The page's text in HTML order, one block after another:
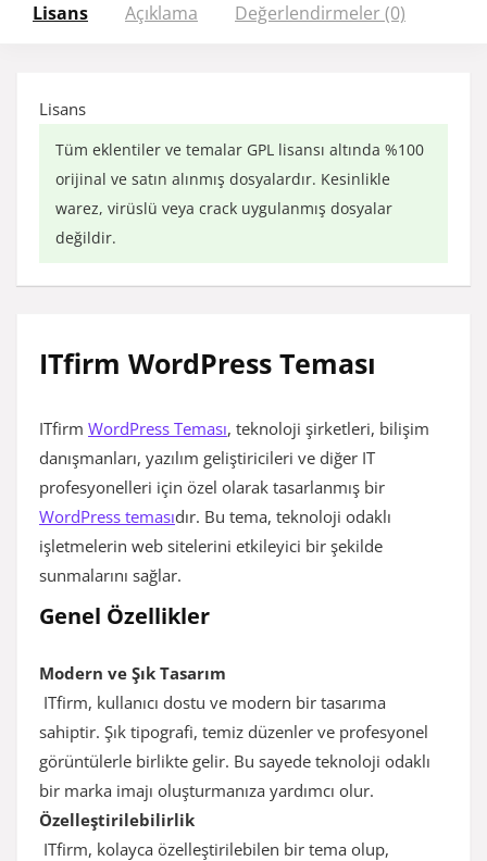
Lisans Açıklama Değerlendirmeler (0)
Lisans
Tüm eklentiler ve temalar GPL lisansı altında %100
orijinal ve satın alınmış dosyalardır. Kesinlikle
warez, virüslü veya crack uygulanmış dosyalar
değildir.
ITfirm WordPress Teması
ITfirm WordPress Teması, teknoloji şirketleri, bilişim
danışmanları, yazılım geliştiricileri ve diğer IT
profesyonelleri için özel olarak tasarlanmış bir
WordPress temasıdır. Bu tema, teknoloji odaklı
işletmelerin web sitelerini etkileyici bir şekilde
sunmalarını sağlar.
Genel Özellikler
Modern ve Şık Tasarım
ITfirm, kullanıcı dostu ve modern bir tasarıma
sahiptir. Şık tipografi, temiz düzenler ve profesyonel
görüntülerle birlikte gelir. Bu sayede teknoloji odaklı
bir marka imajı oluşturmanıza yardımcı olur.
Özelleştirilebilirlik
ITfirm, kolayca özelleştirilebilen bir tema olup,